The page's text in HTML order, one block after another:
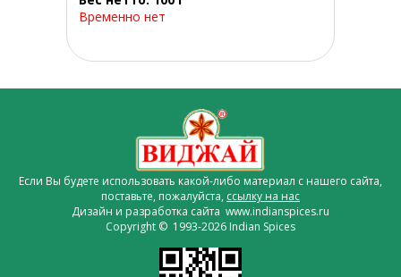
Временно нет
Если Вы будете использовать какой-либо материал с нашего сайта,
поставьте, пожалуйста, ссылку на нас
Дизайн и разработка сайта www.indianspices.ru
Copyright © 1993-2026 Indian Spices